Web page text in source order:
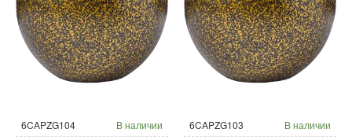
6CAPZG104 В наличии 6CAPZG103 В наличии